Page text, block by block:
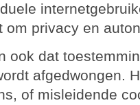
om privacy en
ook dat
afgedwongen.
of misleidende